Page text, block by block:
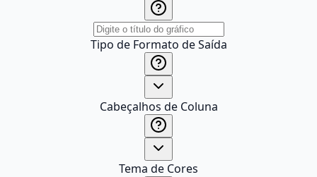
Tipo de Formato de Saída
Cabeçalhos de Coluna
Tema de Cores